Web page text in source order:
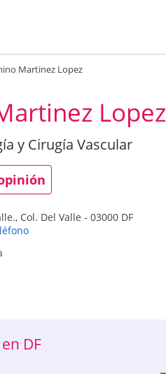
Martinez Lopez
Lopez
y Cirugía Vascular
Col. Del Valle - 03000 DF
DF